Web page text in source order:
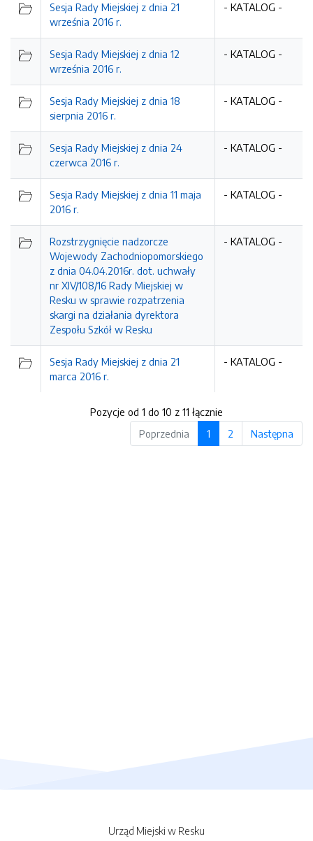
Sesja Rady Miejskiej z dnia 21
września 2016 r.
- KATALOG -
Sesja Rady Miejskiej z dnia 12
września 2016 r.
- KATALOG -
Sesja Rady Miejskiej z dnia 18
sierpnia 2016 r.
- KATALOG -
Sesja Rady Miejskiej z dnia 24
czerwca 2016 r.
- KATALOG -
Sesja Rady Miejskiej z dnia 11 maja
2016 r.
- KATALOG -
Rozstrzygnięcie nadzorcze
Wojewody Zachodniopomorskiego
z dnia 04.04.2016r. dot. uchwały
nr XIV/108/16 Rady Miejskiej w
Resku w sprawie rozpatrzenia
skargi na działania dyrektora
Zespołu Szkół w Resku
- KATALOG -
Sesja Rady Miejskiej z dnia 21
marca 2016 r.
- KATALOG -
Pozycje od 1 do 10 z 11 łącznie
Poprzednia
1 2 Następna
Urząd Miejski w Resku